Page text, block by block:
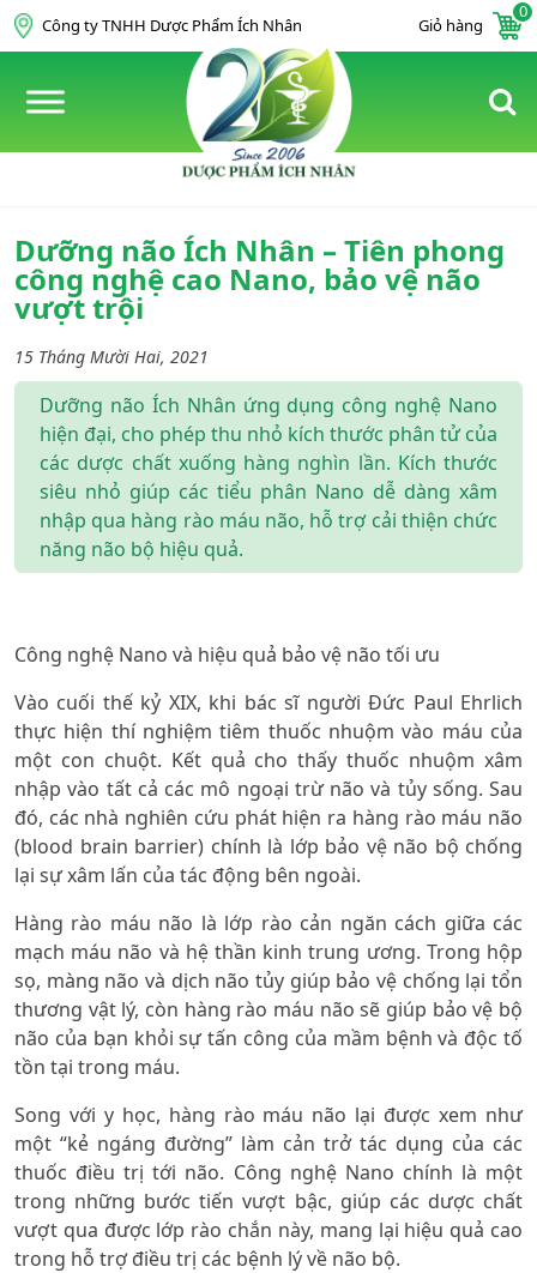
Skip to content
Công ty TNHH Dược Phẩm Ích Nhân Giỏ hàng
0
Dưỡng não Ích Nhân – Tiên phong
công nghệ cao Nano, bảo vệ não
vượt trội
15 Tháng Mười Hai, 2021
Dưỡng não Ích Nhân ứng dụng công nghệ Nano
hiện đại, cho phép thu nhỏ kích thước phân tử của
các dược chất xuống hàng nghìn lần. Kích thước
siêu nhỏ giúp các tiểu phân Nano dễ dàng xâm
nhập qua hàng rào máu não, hỗ trợ cải thiện chức
năng não bộ hiệu quả.
Công nghệ Nano và hiệu quả bảo vệ não tối ưu
Vào cuối thế kỷ XIX, khi bác sĩ người Đức Paul Ehrlich
thực hiện thí nghiệm tiêm thuốc nhuộm vào máu của
một con chuột. Kết quả cho thấy thuốc nhuộm xâm
nhập vào tất cả các mô ngoại trừ não và tủy sống. Sau
đó, các nhà nghiên cứu phát hiện ra hàng rào máu não
(blood brain barrier) chính là lớp bảo vệ não bộ chống
lại sự xâm lấn của tác động bên ngoài.
Hàng rào máu não là lớp rào cản ngăn cách giữa các
mạch máu não và hệ thần kinh trung ương. Trong hộp
sọ, màng não và dịch não tủy giúp bảo vệ chống lại tổn
thương vật lý, còn hàng rào máu não sẽ giúp bảo vệ bộ
não của bạn khỏi sự tấn công của mầm bệnh và độc tố
tồn tại trong máu.
Song với y học, hàng rào máu não lại được xem như
một “kẻ ngáng đường” làm cản trở tác dụng của các
thuốc điều trị tới não. Công nghệ Nano chính là một
trong những bước tiến vượt bậc, giúp các dược chất
vượt qua được lớp rào chắn này, mang lại hiệu quả cao
trong hỗ trợ điều trị các bệnh lý về não bộ.